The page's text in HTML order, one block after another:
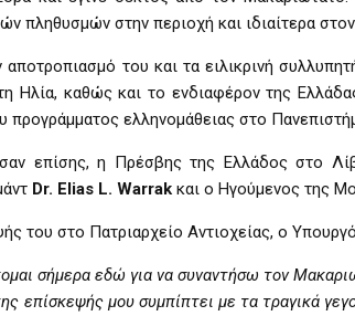
πληθυσμών στην περιοχή και ιδιαίτερα
του και τα ειλικρινή
Ηλία, καθώς και το ενδιαφέρον της
προγράμματος ελληνομάθειας στο
επίσης, η Πρέσβης της Ελλάδος στο
Dr. Elias L. Warrak και ο Ηγούμενος της
του στο Πατριαρχείο Αντιοχείας, ο
σήμερα εδώ για να συναντήσω τον
επίσκεψής μου συμπίπτει με τα τραγικά